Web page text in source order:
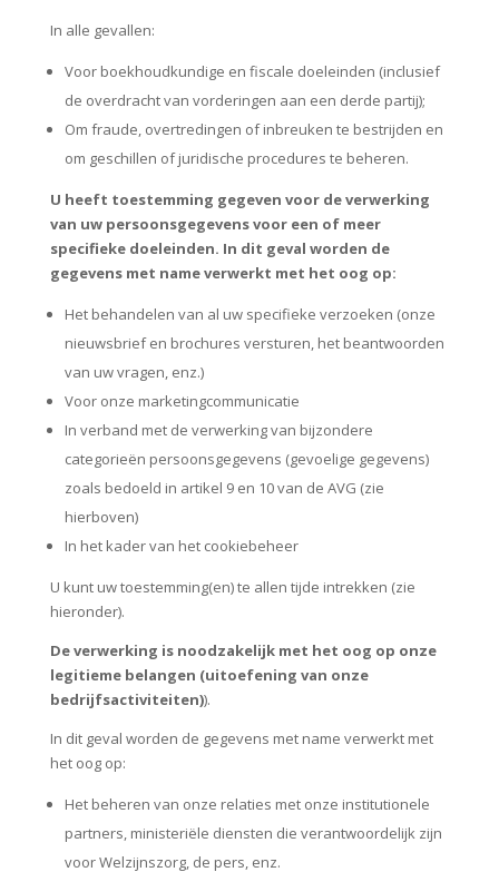
In alle gevallen:
Voor boekhoudkundige en fiscale doeleinden (inclusief
de overdracht van vorderingen aan een derde partij);
Om fraude, overtredingen of inbreuken te bestrijden en
om geschillen of juridische procedures te beheren.
U heeft toestemming gegeven voor de verwerking
van uw persoonsgegevens voor een of meer
specifieke doeleinden. In dit geval worden de
gegevens met name verwerkt met het oog op:
Het behandelen van al uw specifieke verzoeken (onze
nieuwsbrief en brochures versturen, het beantwoorden
van uw vragen, enz.)
Voor onze marketingcommunicatie
In verband met de verwerking van bijzondere
categorieën persoonsgegevens (gevoelige gegevens)
zoals bedoeld in artikel 9 en 10 van de AVG (zie
hierboven)
In het kader van het cookiebeheer
U kunt uw toestemming(en) te allen tijde intrekken (zie
hieronder).
De verwerking is noodzakelijk met het oog op onze
legitieme belangen (uitoefening van onze
bedrijfsactiviteiten)).
In dit geval worden de gegevens met name verwerkt met
het oog op:
Het beheren van onze relaties met onze institutionele
partners, ministeriële diensten die verantwoordelijk zijn
voor Welzijnszorg, de pers, enz.